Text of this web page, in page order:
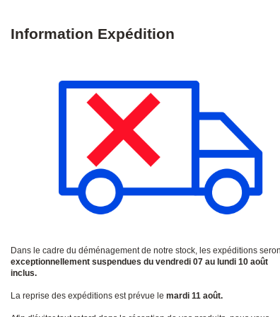
Convertisseurs de média